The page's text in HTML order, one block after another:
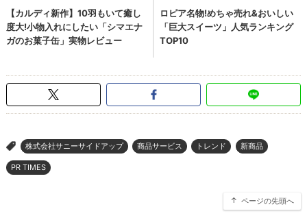
> 株式会社サニーサイドアップ 商品サービス トレンド 新商品
PR TIMES
ページの先頭へ